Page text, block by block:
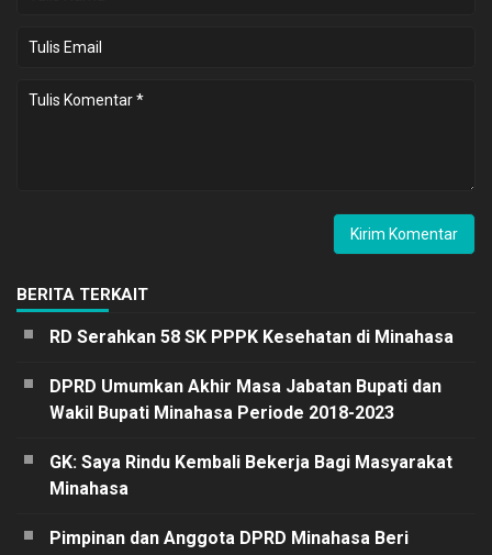
BERITA TERKAIT
RD Serahkan 58 SK PPPK Kesehatan di Minahasa
DPRD Umumkan Akhir Masa Jabatan Bupati dan
Wakil Bupati Minahasa Periode 2018-2023
GK: Saya Rindu Kembali Bekerja Bagi Masyarakat
Minahasa
Pimpinan dan Anggota DPRD Minahasa Beri